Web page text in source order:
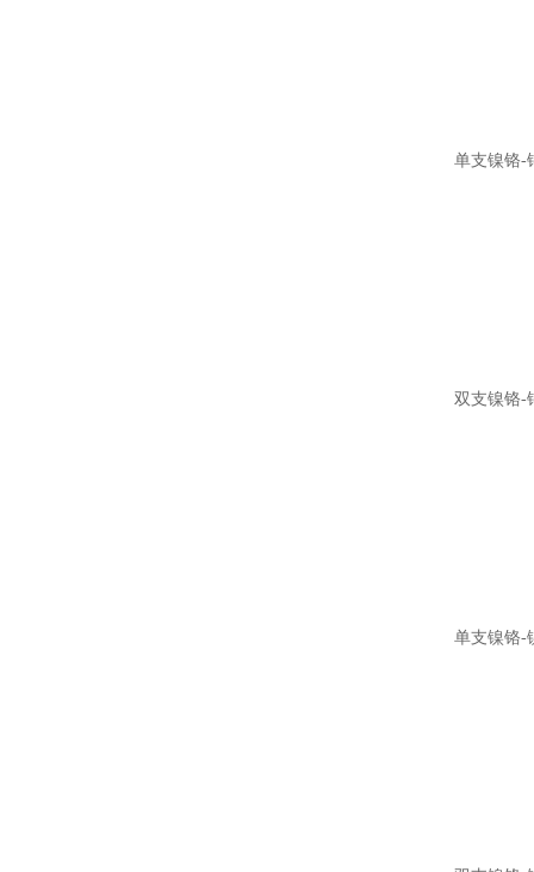
单支镍铬-
双支镍铬-
单支镍铬-